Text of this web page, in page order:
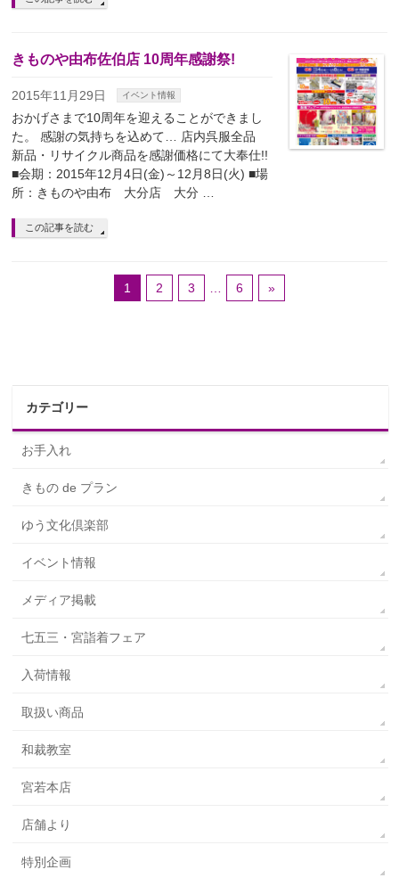
きものや由布佐伯店 10周年感謝祭!
2015年11月29日 イベント情報
おかげさまで10周年を迎えることができまし
た。 感謝の気持ちを込めて… 店内呉服全品
新品・リサイクル商品を感謝価格にて大奉仕!!
■会期：2015年12月4日(金)～12月8日(火) ■場
所：きものや由布 大分店 大分 …
この記事を読む
1 2 3 6 »
カテゴリー
お手入れ
きもの de プラン
ゆう文化倶楽部
イベント情報
メディア掲載
七五三・宮詣着フェア
入荷情報
取扱い商品
和裁教室
宮若本店
店舗より
特別企画